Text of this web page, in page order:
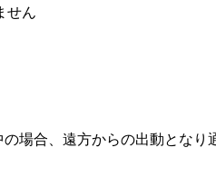
せん
場合、遠方からの出動となり